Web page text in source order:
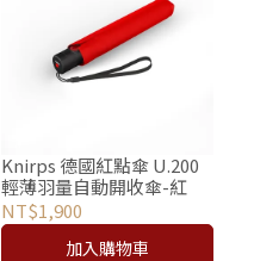
Knirps 德國紅點傘 U.200
輕薄羽量自動開收傘-紅
NT$1,900
加入購物車